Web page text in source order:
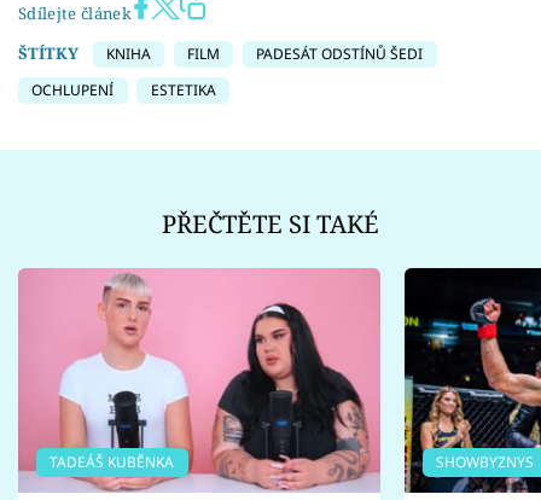
Sdílejte článek
ŠTÍTKY
KNIHA FILM
PADESÁT ODSTÍNŮ ŠEDI
OCHLUPENÍ
ESTETIKA
PŘEČTĚTE SI TAKÉ
TADEÁŠ KUBĚNKA SHOWBYZNYS